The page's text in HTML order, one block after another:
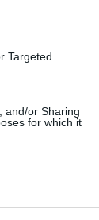
Targeted
and/or Sharing
for which it
και η
ενώ
στις
προσπαθεί